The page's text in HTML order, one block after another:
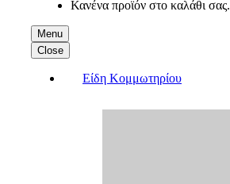
Menu
Close
Είδη Κομμωτηρίου
Κανένα προϊόν στο καλάθι σας.